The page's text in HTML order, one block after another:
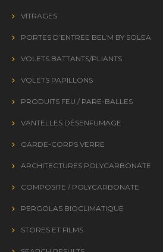
VITRAGES
PORTES D’ENTRÉE BEL’M BY SOLEA
VOLETS BATTANTS/PLIANTS
VOLETS PAPILLONS
PRODUITS FEU / PARE-BALLES
VANTELLES DÉSENFUMAGE
GARDE-CORPS VERRE
ARCHITECTURES POLYCARBONATE
COMPOSITE / POLYCARBONATE
PERGOLAS BIOCLIMATIQUE
STORES ET FILMS